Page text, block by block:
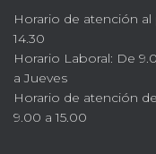
Horario de atención
14.30
Horario Laboral: De
a Jueves
Horario de atención
9.00 a 15.00